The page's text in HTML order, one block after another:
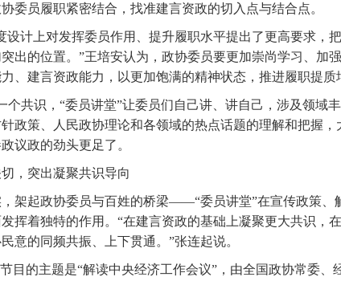
委员履职紧密结合，找准建言资政的切入点与结合点。
计上对发挥委员作用、提升履职水平提出了更高要求，
出的位置。”王培安认为，政协委员要更加崇尚学习、加
、建言资政能力，以更加饱满的精神状态，推进履职提质
共识，“委员讲堂”让委员们自己讲、讲自己，涉及领域
政策、人民政协理论和各领域的热点话题的理解和把握，
议政的劲头更足了。
突出凝聚共识导向
起政协委员与百姓的桥梁——“委员讲堂”在宣传政策、
挥着独特的作用。“在建言资政的基础上凝聚更大共识，
意的同频共振、上下贯通。”张连起说。
的主题是“解读中央经济工作会议”，由全国政协常委、